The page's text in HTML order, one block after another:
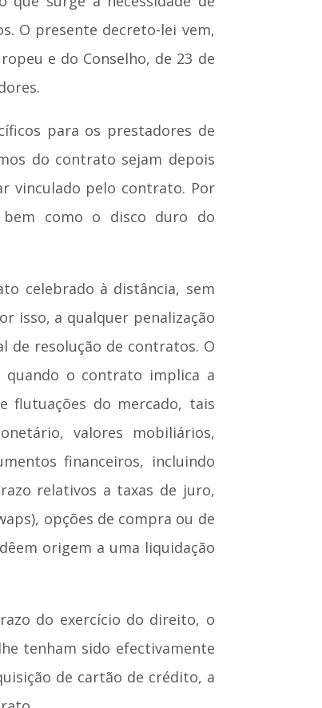
O presente decreto-lei vem,
e do Conselho, de 23 de
para os prestadores de
do contrato sejam depois
vinculado pelo contrato. Por
bem como o disco duro do
celebrado à distância, sem
isso, a qualquer penalização
de resolução de contratos. O
quando o contrato implica a
flutuações do mercado, tais
valores mobiliários,
financeiros, incluindo
relativos a taxas de juro,
opções de compra ou de
origem a uma liquidação
do exercício do direito, o
tenham sido efectivamente
de cartão de crédito, a